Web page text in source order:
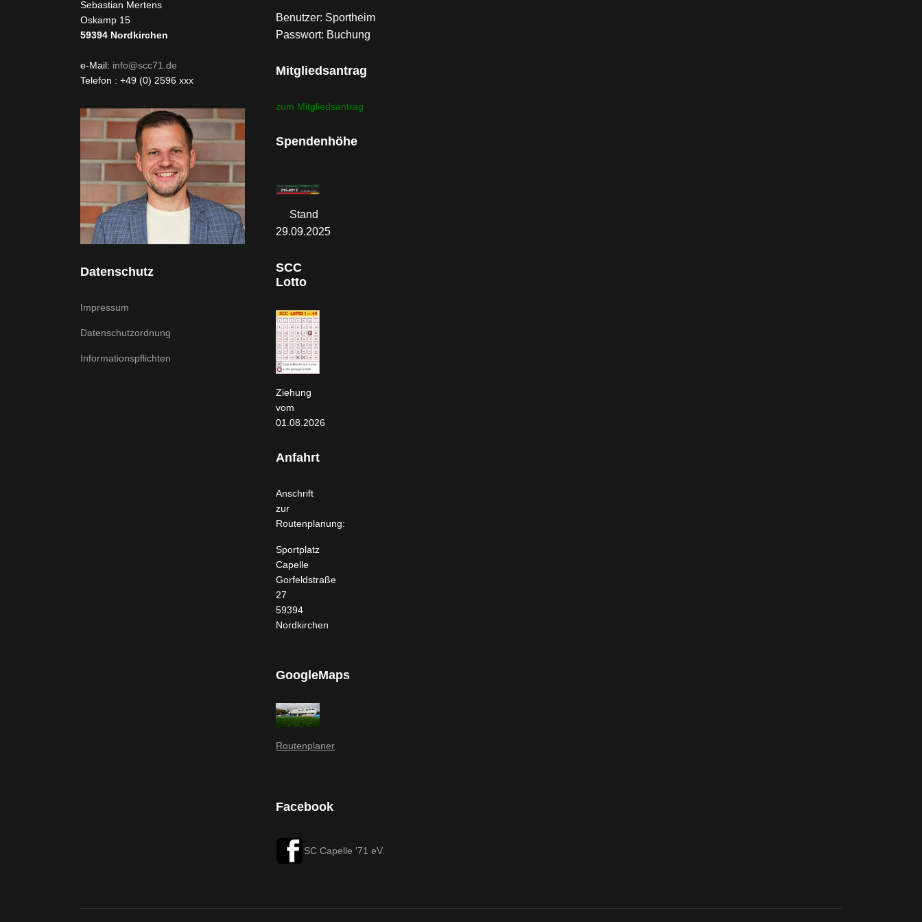
Sebastian Mertens
Oskamp 15
59394 Nordkirchen
e-Mail: info@scc71.de
Telefon : +49 (0) 2596 xxx
Datenschutz
Impressum
Datenschutzordnung
Informationspflichten
Benutzer: Sportheim
Passwort: Buchung
Mitgliedsantrag
zum Mitgliedsantrag
Spendenhöhe
Stand
29.09.2025
SCC
Lotto
Ziehung
vom
01.08.2026
Anfahrt
Anschrift
zur
Routenplanung:
Sportplatz
Capelle
Gorfeldstraße
27
59394
Nordkirchen
GoogleMaps
Routenplaner
Facebook
SC Capelle '71 eV.